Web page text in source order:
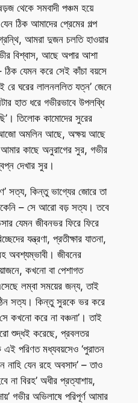
থেকে সমবাদী পঞ্চম হয়ে
ঠিক আমাদের প্রেমের গল্প
আমরা দুজন চলতি হাওয়ার
বিশ্বাস, আছে অপার আশা
যেমন করে সেই কাঁচা বয়সে
রে ঘরের লালনললিত যত্ন’ জেনে
হাত ধরে গভীরভাবে উপলব্ধি
তিলোক কামোদের সুরের
অমলিন আছে, অক্ষয় আছে
কাছে অনুরাগের সুর, গভীর
দেখার সুর।
সত্য, কিন্তু ভাগ্যের জোরে তা
– সে আরো বড় সত্য। তবে
যেমন জীবনভর ফিরে ফিরে
যন্ত্রণা, প্রতীক্ষার যাতনা,
অবশ্যম্ভাবী। জীবনের
কখনো বা পেশাগত
লম্বা সময়ের জন্য, তাই
সত্য। কিন্তু সুরকে ভর করে
সে কখনো করে না বঞ্চনা’। তাই
শুদ্ধই করেছে, প্রবলতর
পরিণত মধ্যবয়সেও ‘পুরাতন
নাহি যেন রহে অবসাদ’ – তাও
না বিরহ’ অধীর প্রত্যাশায়,
গভীর অভিলাষে পরিপূর্ণ আমার